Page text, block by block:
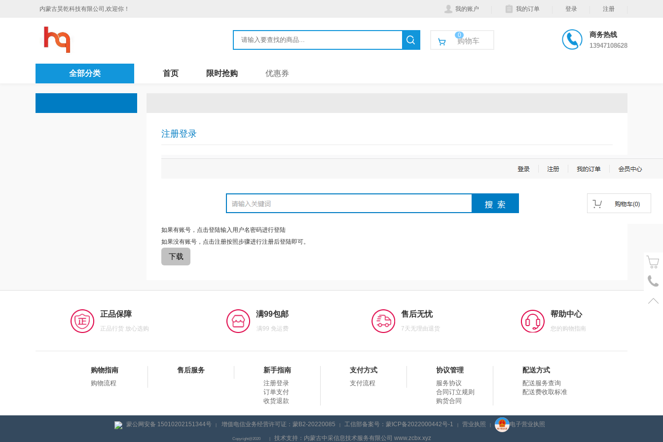
内蒙古昊乾科技有限公司,欢迎你！ 我的账户 我的订单 登录 注册
购物车
0 商务热线
13947108628
全部分类 首页 限时抢购 优惠券
注册登录
如果有账号，点击登陆输入用户名密码进行登陆
如果没有账号，点击注册按照步骤进行注册后登陆即可。
正品保障
正品行货 放心选购
满99包邮
满99 免运费
售后无忧
7天无理由退货
帮助中心
您的购物指南
购物指南
购物流程
售后服务 新手指南
注册登录
订单支付
收货退款
支付方式
支付流程
协议管理
服务协议
合同订立规则
购货合同
配送方式
配送服务查询
配送费收取标准
蒙公网安备 15010202151344号 | 增值电信业务经营许可证：蒙B2-20220085 | 工信部备案号：蒙ICP备2022000442号-1 | 营业执照 | 电子营业执照
Copyright@2020 | 技术支持：内蒙古中采信息技术服务有限公司 www.zcbx.xyz